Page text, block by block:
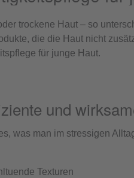
trockene Haut – so
die die Haut nicht
für junge Haut.
und
was man im stressigen
Texturen